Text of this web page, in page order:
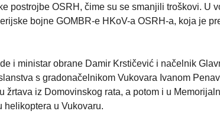
postrojbe OSRH, čime su se smanjili troškovi. U
bojne GOMBR-e HKoV-a OSRH-a, koja je
i ministar obrane Damir Krstičević i načelnik
s gradonačelnikom Vukovara Ivanom
iz Domovinskog rata, a potom i u
helikoptera u Vukovaru.